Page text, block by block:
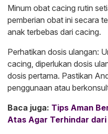
Minum obat cacing rutin
pemberian obat ini secara
anak terbebas dari cacing.
Perhatikan dosis ulangan:
cacing, diperlukan dosis
dosis pertama. Pastikan
penggunaan atau
Baca juga: Tips Aman
Atas Agar Terhindar dari